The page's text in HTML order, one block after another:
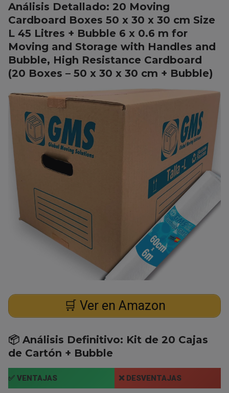
Análisis Detallado: 20 Moving
Cardboard Boxes 50 x 30 x 30 cm Size
L 45 Litres + Bubble 6 x 0.6 m for
Moving and Storage with Handles and
Bubble, High Resistance Cardboard
(20 Boxes – 50 x 30 x 30 cm + Bubble)
🛒 Ver en Amazon
📦 Análisis Definitivo: Kit de 20 Cajas
de Cartón + Bubble
✅ VENTAJAS ❌ DESVENTAJAS